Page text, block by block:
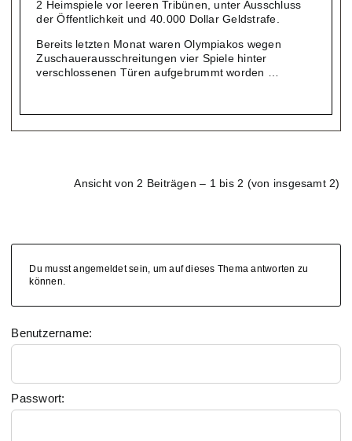
2 Heimspiele vor leeren Tribünen, unter Ausschluss
der Öffentlichkeit und 40.000 Dollar Geldstrafe.
Bereits letzten Monat waren Olympiakos wegen
Zuschauerausschreitungen vier Spiele hinter
verschlossenen Türen aufgebrummt worden …
Ansicht von 2 Beiträgen – 1 bis 2 (von insgesamt 2)
Du musst angemeldet sein, um auf dieses Thema antworten zu
können.
Benutzername:
Passwort: